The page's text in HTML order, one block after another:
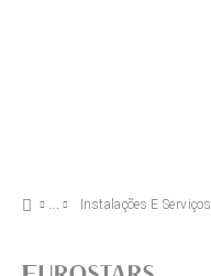
Instalações E Serviços